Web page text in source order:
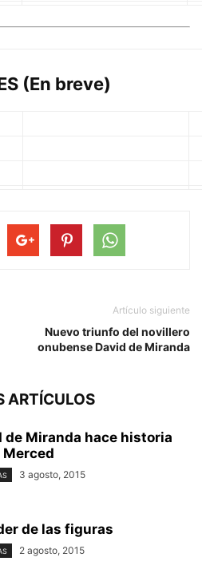
(En breve)
Artículo siguiente
Nuevo triunfo del novillero
onubense David de Miranda
ARTÍCULOS
de Miranda hace historia
Merced
3 agosto, 2015
de las figuras
2 agosto, 2015